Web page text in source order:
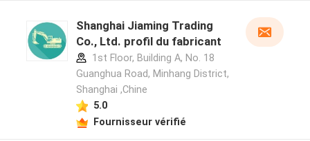
Shanghai Jiaming Trading
Co., Ltd. profil du fabricant
1st Floor, Building A, No. 18
Guanghua Road, Minhang District,
Shanghai ,Chine
5.0
Fournisseur vérifié